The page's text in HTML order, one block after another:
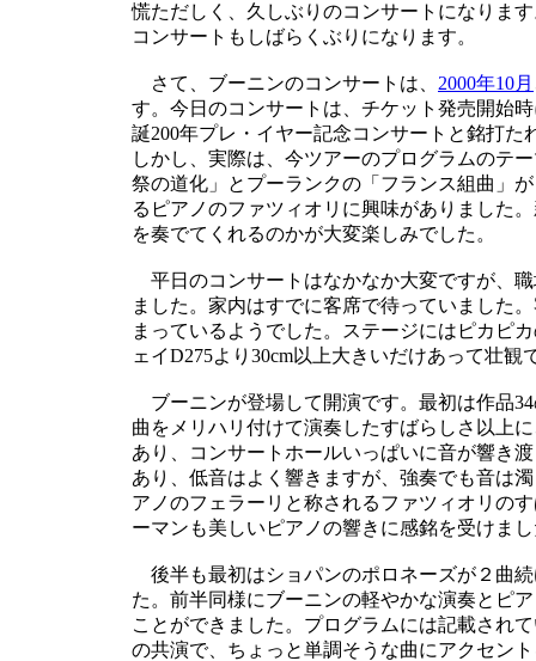
慌ただしく、久しぶりのコンサートになりま
コンサートもしばらくぶりになります。
さて、ブーニンのコンサートは、 2000年10月
す。今日のコンサートは、チケット発売開始
誕200年プレ・イヤー記念コンサートと銘打
しかし、実際は、今ツアーのプログラムのテ
祭の道化」とプーランクの「フランス組曲」
るピアノのファツィオリに興味がありました
を奏でてくれるのかが大変楽しみでした。
平日のコンサートはなかなか大変ですが、
ました。家内はすでに客席で待っていました
まっているようでした。ステージにはピカピ
ェイD275より30cm以上大きいだけあって壮観
ブーニンが登場して開演です。最初は作品
曲をメリハリ付けて演奏したすばらしさ以上
あり、コンサートホールいっぱいに音が響き
あり、低音はよく響きますが、強奏でも音は
アノのフェラーリと称されるファツィオリの
ーマンも美しいピアノの響きに感銘を受けま
後半も最初はショパンのポロネーズが２曲
た。前半同様にブーニンの軽やかな演奏とピ
ことができました。プログラムには記載され
の共演で、ちょっと単調そうな曲にアクセン